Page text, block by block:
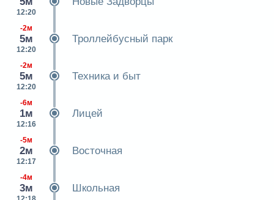
12:20
-2м
5м
12:20
Троллейбусный парк
-2м
5м
12:20
Техника и быт
-6м
1м
12:16
Лицей
-5м
2м
12:17
Восточная
-4м
3м Школьная